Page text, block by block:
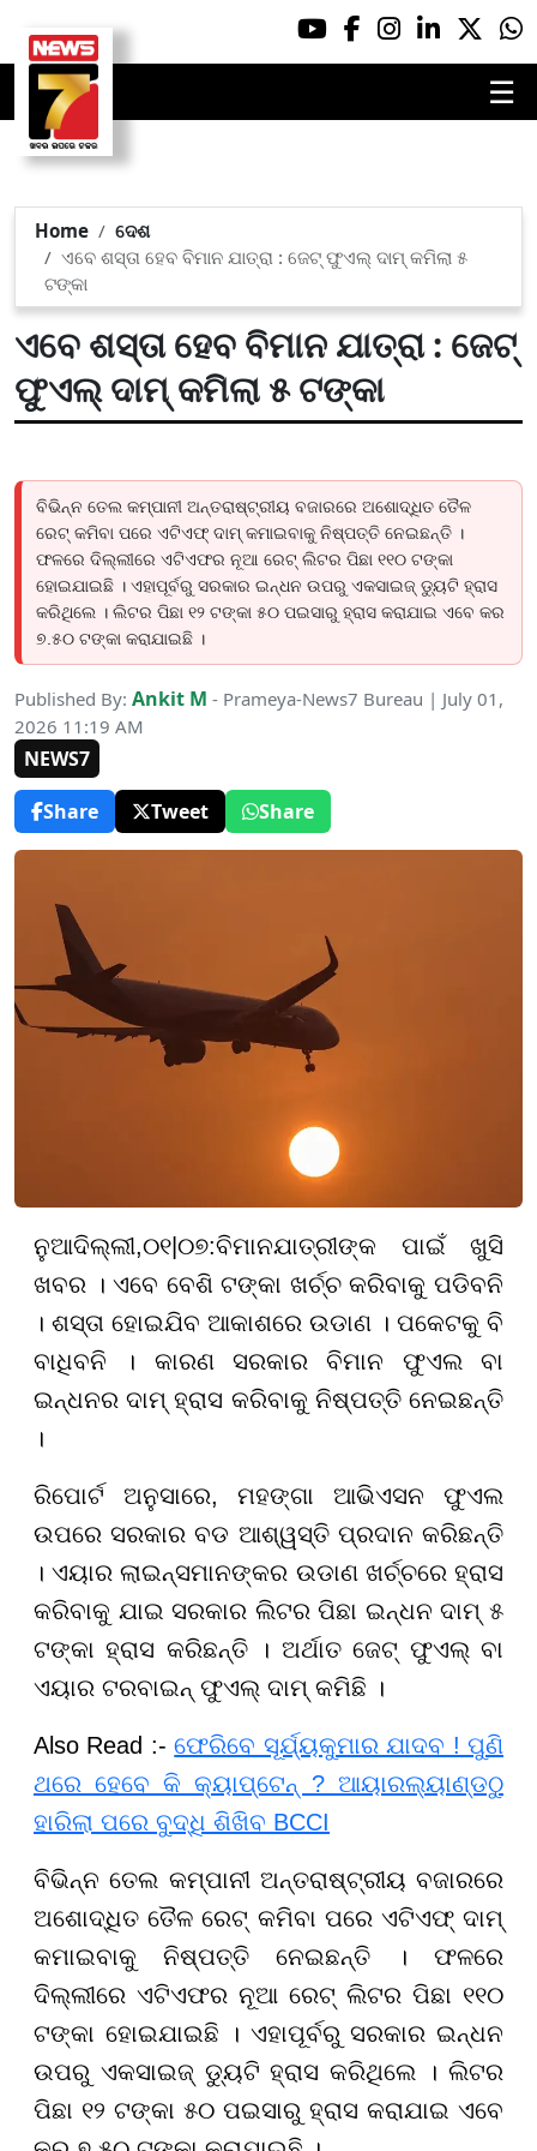
☰
Home
ଦେଶ
ଏବେ ଶସ୍ତା ହେବ ବିମାନ ଯାତ୍ରା : ଜେଟ୍ ଫୁଏଲ୍ ଦାମ୍ କମିଲା ୫
ଟଙ୍କା
ଏବେ ଶସ୍ତା ହେବ ବିମାନ ଯାତ୍ରା : ଜେଟ୍
ଫୁଏଲ୍ ଦାମ୍ କମିଲା ୫ ଟଙ୍କା
ବିଭିନ୍ନ ତେଲ କମ୍ପାନୀ ଅନ୍ତରାଷ୍ଟ୍ରୀୟ ବଜାରରେ ଅଶୋଦ୍ଧିତ ତୈଳ
ରେଟ୍ କମିବା ପରେ ଏଟିଏଫ୍ ଦାମ୍ କମାଇବାକୁ ନିଷ୍ପତ୍ତି ନେଇଛନ୍ତି ।
ଫଳରେ ଦିଲ୍ଲୀରେ ଏଟିଏଫର ନୂଆ ରେଟ୍ ଲିଟର ପିଛା ୧୧୦ ଟଙ୍କା
ହୋଇଯାଇଛି । ଏହାପୂର୍ବରୁ ସରକାର ଇନ୍ଧନ ଉପରୁ ଏକସାଇଜ୍ ଡ୍ୟୁଟି ହ୍ରାସ
କରିଥିଲେ । ଲିଟର ପିଛା ୧୨ ଟଙ୍କା ୫୦ ପଇସାରୁ ହ୍ରାସ କରାଯାଇ ଏବେ କର
୭.୫୦ ଟଙ୍କା କରାଯାଇଛି ।
Published By: Ankit M - Prameya-News7 Bureau | July 01,
2026 11:19 AM
NEWS7
Share
Tweet Share
ନୁଆଦିଲ୍ଲୀ,୦୧|୦୭:ବିମାନଯାତ୍ରୀଙ୍କ ପାଇଁ ଖୁସି
ଖବର । ଏବେ ବେଶି ଟଙ୍କା ଖର୍ଚ୍ଚ କରିବାକୁ ପଡିବନି
। ଶସ୍ତା ହୋଇଯିବ ଆକାଶରେ ଉଡାଣ । ପକେଟକୁ ବି
ବାଧିବନି । କାରଣ ସରକାର ବିମାନ ଫୁଏଲ ବା
ଇନ୍ଧନର ଦାମ୍ ହ୍ରାସ କରିବାକୁ ନିଷ୍ପତ୍ତି ନେଇଛନ୍ତି
।
ରିପୋର୍ଟ ଅନୁସାରେ, ମହଙ୍ଗା ଆଭିଏସନ ଫୁଏଲ
ଉପରେ ସରକାର ବଡ ଆଶ୍ୱସ୍ତି ପ୍ରଦାନ କରିଛନ୍ତି
। ଏୟାର ଲାଇନ୍ସମାନଙ୍କର ଉଡାଣ ଖର୍ଚ୍ଚରେ ହ୍ରାସ
କରିବାକୁ ଯାଇ ସରକାର ଲିଟର ପିଛା ଇନ୍ଧନ ଦାମ୍ ୫
ଟଙ୍କା ହ୍ରାସ କରିଛନ୍ତି । ଅର୍ଥାତ ଜେଟ୍ ଫୁଏଲ୍ ବା
ଏୟାର ଟରବାଇନ୍ ଫୁଏଲ୍ ଦାମ୍ କମିଛି ।
Also Read :-ଫେରିବେ ସୂର୍ଯ୍ୟକୁମାର ଯାଦବ ! ପୁଣି
ଥରେ ହେବେ କି କ୍ୟାପ୍ଟେନ୍ ? ଆୟାରଲ୍ୟାଣ୍ଡଠୁ
ହାରିଲା ପରେ ବୁଦ୍ଧି ଶିଖିବ BCCI
ବିଭିନ୍ନ ତେଲ କମ୍ପାନୀ ଅନ୍ତରାଷ୍ଟ୍ରୀୟ ବଜାରରେ
ଅଶୋଦ୍ଧିତ ତୈଳ ରେଟ୍ କମିବା ପରେ ଏଟିଏଫ୍ ଦାମ୍
କମାଇବାକୁ ନିଷ୍ପତ୍ତି ନେଇଛନ୍ତି । ଫଳରେ
ଦିଲ୍ଲୀରେ ଏଟିଏଫର ନୂଆ ରେଟ୍ ଲିଟର ପିଛା ୧୧୦
ଟଙ୍କା ହୋଇଯାଇଛି । ଏହାପୂର୍ବରୁ ସରକାର ଇନ୍ଧନ
ଉପରୁ ଏକସାଇଜ୍ ଡ୍ୟୁଟି ହ୍ରାସ କରିଥିଲେ । ଲିଟର
ପିଛା ୧୨ ଟଙ୍କା ୫୦ ପଇସାରୁ ହ୍ରାସ କରାଯାଇ ଏବେ